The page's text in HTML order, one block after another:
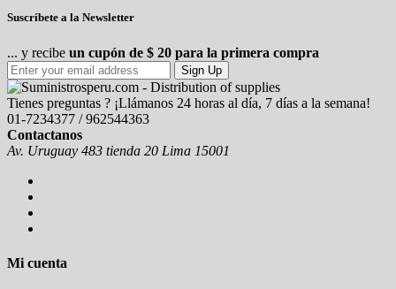
Suscríbete a la Newsletter
... y recibe un cupón de $ 20 para la primera compra
Sign Up
Tienes preguntas ? ¡Llámanos 24 horas al día, 7 días a la semana!
01-7234377 / 962544363
Contactanos
Av. Uruguay 483 tienda 20 Lima 15001
Mi cuenta